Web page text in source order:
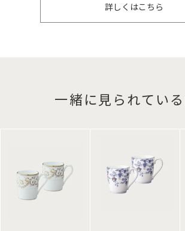
詳しくはこちら
一緒に見られてい